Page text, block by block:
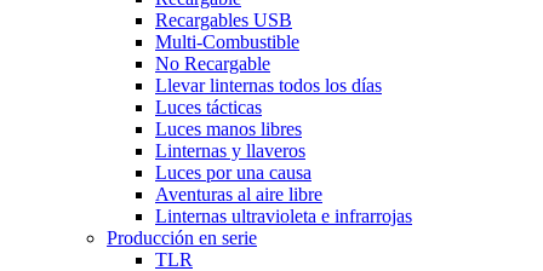
Recargables USB
Multi-Combustible
No Recargable
Llevar linternas todos los días
Luces tácticas
Luces manos libres
Linternas y llaveros
Luces por una causa
Aventuras al aire libre
Linternas ultravioleta e infrarrojas
Producción en serie
TLR